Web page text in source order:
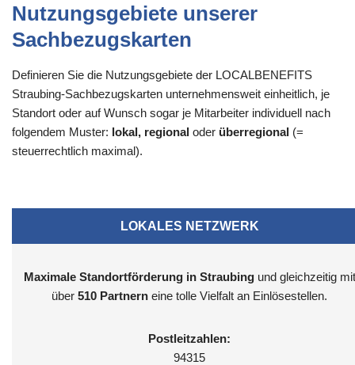
Nutzungsgebiete unserer
Sachbezugskarten
Definieren Sie die Nutzungsgebiete der LOCALBENEFITS
Straubing-Sachbezugskarten unternehmensweit einheitlich, je
Standort oder auf Wunsch sogar je Mitarbeiter individuell nach
folgendem Muster: lokal, regional oder überregional (=
steuerrechtlich maximal).
LOKALES NETZWERK
Maximale Standortförderung in Straubingund gleichzeitig mit
über 510 Partnern eine tolle Vielfalt an Einlösestellen.
Postleitzahlen:
94315